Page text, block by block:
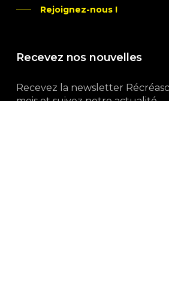
Rejoignez-nous !
Recevez nos nouvelles
Recevez la newsletter
mois et suivez notre actualité...